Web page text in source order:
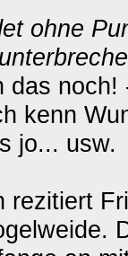
ohne
das
kenn
jo... usw.
rezitiert